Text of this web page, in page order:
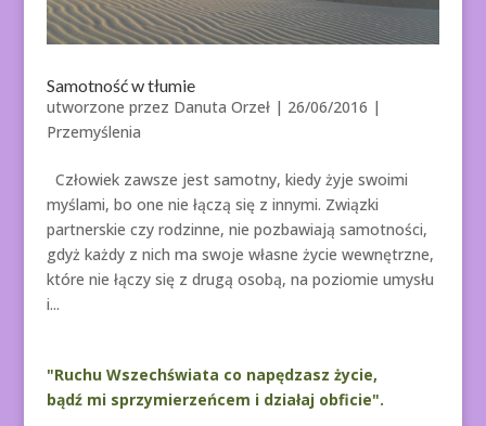
Samotność w tłumie
utworzone przez Danuta Orzeł| 26/06/2016 |
Przemyślenia
Człowiek zawsze jest samotny, kiedy żyje swoimi
myślami, bo one nie łączą się z innymi. Związki
partnerskie czy rodzinne, nie pozbawiają samotności,
gdyż każdy z nich ma swoje własne życie wewnętrzne,
które nie łączy się z drugą osobą, na poziomie umysłu
i...
"Ruchu Wszechświata co napędzasz życie,
bądź mi sprzymierzeńcem i działaj obficie".